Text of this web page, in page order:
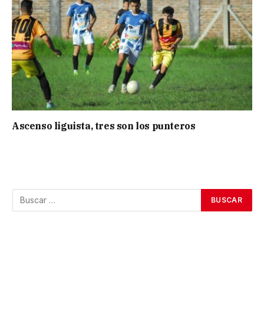
Ascenso liguista, tres son los punteros